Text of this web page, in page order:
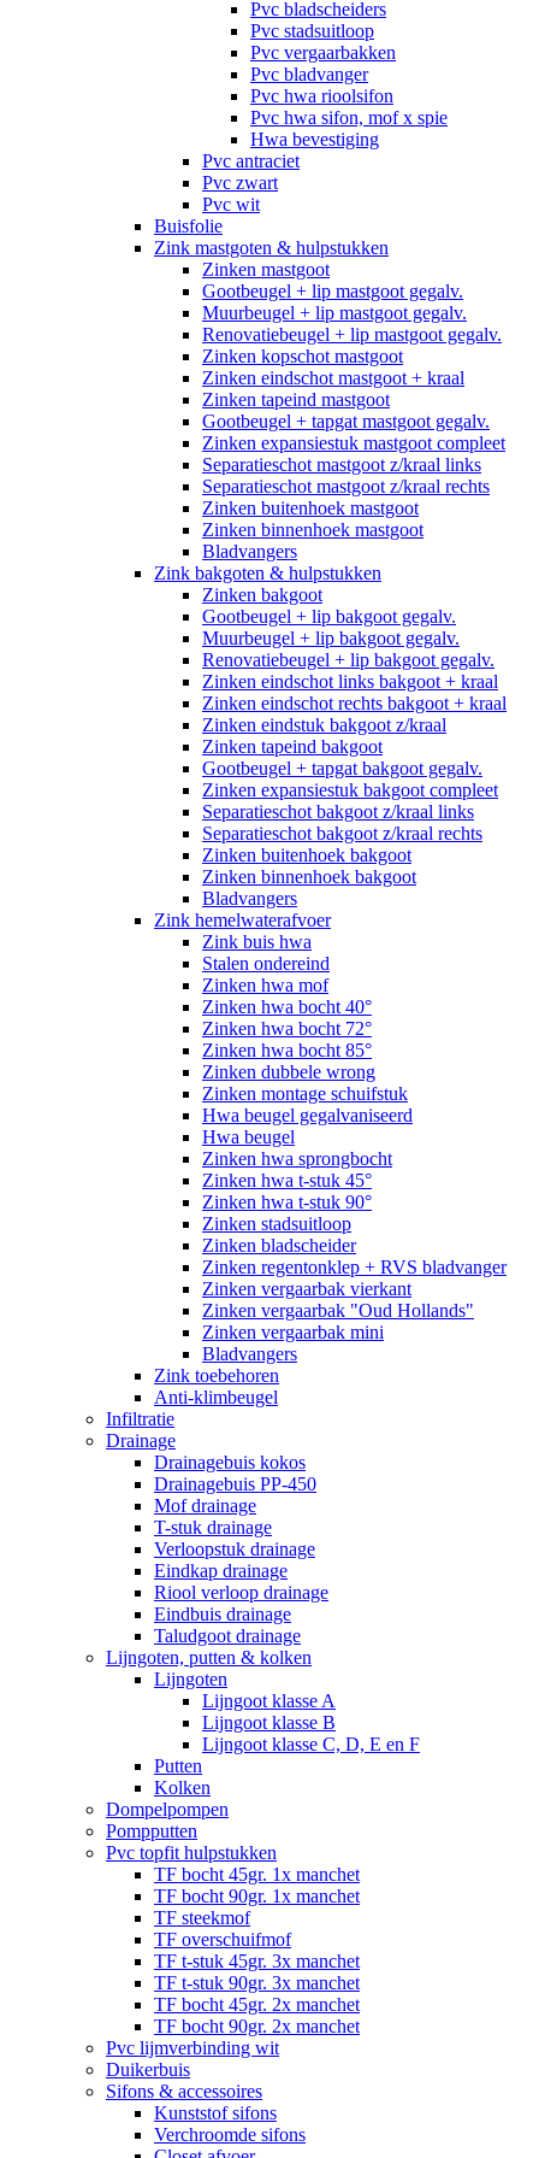
Pvc bladscheiders
Pvc stadsuitloop
Pvc vergaarbakken
Pvc bladvanger
Pvc hwa rioolsifon
Pvc hwa sifon, mof x spie
Hwa bevestiging
Pvc antraciet
Pvc zwart
Pvc wit
Buisfolie
Zink mastgoten & hulpstukken
Zinken mastgoot
Gootbeugel + lip mastgoot gegalv.
Muurbeugel + lip mastgoot gegalv.
Renovatiebeugel + lip mastgoot gegalv.
Zinken kopschot mastgoot
Zinken eindschot mastgoot + kraal
Zinken tapeind mastgoot
Gootbeugel + tapgat mastgoot gegalv.
Zinken expansiestuk mastgoot compleet
Separatieschot mastgoot z/kraal links
Separatieschot mastgoot z/kraal rechts
Zinken buitenhoek mastgoot
Zinken binnenhoek mastgoot
Bladvangers
Zink bakgoten & hulpstukken
Zinken bakgoot
Gootbeugel + lip bakgoot gegalv.
Muurbeugel + lip bakgoot gegalv.
Renovatiebeugel + lip bakgoot gegalv.
Zinken eindschot links bakgoot + kraal
Zinken eindschot rechts bakgoot + kraal
Zinken eindstuk bakgoot z/kraal
Zinken tapeind bakgoot
Gootbeugel + tapgat bakgoot gegalv.
Zinken expansiestuk bakgoot compleet
Separatieschot bakgoot z/kraal links
Separatieschot bakgoot z/kraal rechts
Zinken buitenhoek bakgoot
Zinken binnenhoek bakgoot
Bladvangers
Zink hemelwaterafvoer
Zink buis hwa
Stalen ondereind
Zinken hwa mof
Zinken hwa bocht 40°
Zinken hwa bocht 72°
Zinken hwa bocht 85°
Zinken dubbele wrong
Zinken montage schuifstuk
Hwa beugel gegalvaniseerd
Hwa beugel
Zinken hwa sprongbocht
Zinken hwa t-stuk 45°
Zinken hwa t-stuk 90°
Zinken stadsuitloop
Zinken bladscheider
Zinken regentonklep + RVS bladvanger
Zinken vergaarbak vierkant
Zinken vergaarbak "Oud Hollands"
Zinken vergaarbak mini
Bladvangers
Zink toebehoren
Anti-klimbeugel
Infiltratie
Drainage
Drainagebuis kokos
Drainagebuis PP-450
Mof drainage
T-stuk drainage
Verloopstuk drainage
Eindkap drainage
Riool verloop drainage
Eindbuis drainage
Taludgoot drainage
Lijngoten, putten & kolken
Lijngoten
Lijngoot klasse A
Lijngoot klasse B
Lijngoot klasse C, D, E en F
Putten
Kolken
Dompelpompen
Pompputten
Pvc topfit hulpstukken
TF bocht 45gr. 1x manchet
TF bocht 90gr. 1x manchet
TF steekmof
TF overschuifmof
TF t-stuk 45gr. 3x manchet
TF t-stuk 90gr. 3x manchet
TF bocht 45gr. 2x manchet
TF bocht 90gr. 2x manchet
Pvc lijmverbinding wit
Duikerbuis
Sifons & accessoires
Kunststof sifons
Verchroomde sifons